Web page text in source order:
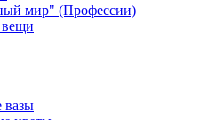
мир" (Профессии)
вазы